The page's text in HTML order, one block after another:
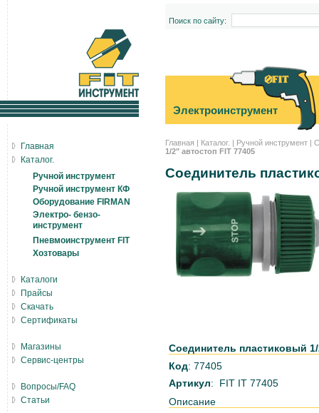
Поиск по сайту:
Электроинструмент
Главная | Каталог. | Ручной инструмент |
1/2" автостоп FIT 77405
Соединитель
Соединитель пластиковый
Код: 77405
Артикул: FIT IT 77405
Описание
Главная
Каталог.
Ручной инструмент
Ручной инструмент КФ
Оборудование FIRMAN
Электро- бензо-
инструмент
Пневмоинструмент FIT
Хозтовары
Каталоги
Прайсы
Скачать
Сертификаты
Магазины
Сервис-центры
Вопросы/FAQ
Статьи